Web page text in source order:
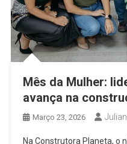
Mês da Mulher:
avança na
Março 23, 2026
Na Construtora Planeta, o